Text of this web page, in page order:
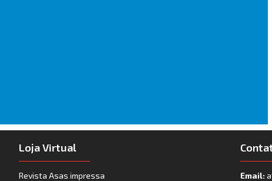
Loja Virtual
Revista Asas impressa Email: